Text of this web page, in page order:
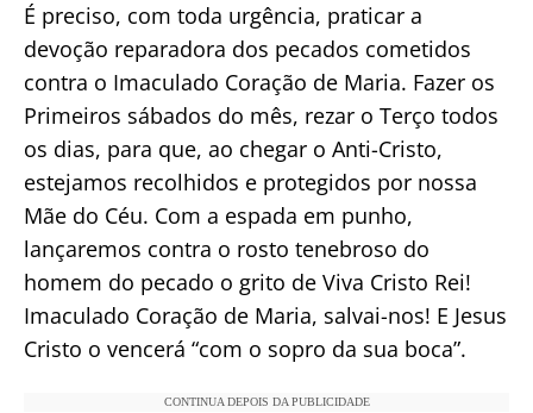
É preciso, com toda urgência, praticar a
devoção reparadora dos pecados cometidos
contra o Imaculado Coração de Maria. Fazer os
Primeiros sábados do mês, rezar o Terço todos
os dias, para que, ao chegar o Anti-Cristo,
estejamos recolhidos e protegidos por nossa
Mãe do Céu. Com a espada em punho,
lançaremos contra o rosto tenebroso do
homem do pecado o grito de Viva Cristo Rei!
Imaculado Coração de Maria, salvai-nos! E Jesus
Cristo o vencerá “com o sopro da sua boca”.
CONTINUA DEPOIS DA PUBLICIDADE